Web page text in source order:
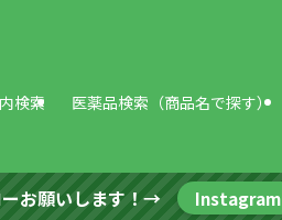
検索 医薬品検索（商品名で探す）
お願いします！→ Instagram